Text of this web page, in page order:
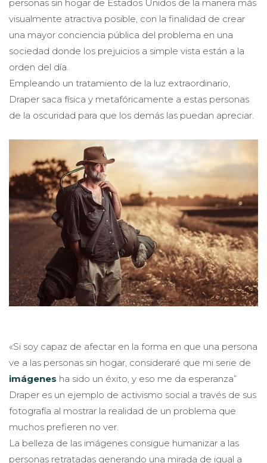
personas sin hogar de Estados Unidos de la manera más
visualmente atractiva posible, con la finalidad de crear
una mayor conciencia pública del problema en una
sociedad donde los prejuicios a simple vista están a la
orden del día.
Empleando un tratamiento de la luz extraordinario,
Draper saca física y metafóricamente a estas personas
de la oscuridad para que los demás las puedan apreciar.
«Si soy capaz de afectar en la forma en que una persona
ve a las personas sin hogar, consideraré que mi serie de
imágenes ha sido un éxito, y eso me da esperanza”
Draper es un ejemplo de activismo social a través de sus
fotografía al mostrar la realidad de un problema que
muchos prefieren no ver.
La belleza de las imágenes consigue humanizar a las
personas retratadas generando una mirada de igual a